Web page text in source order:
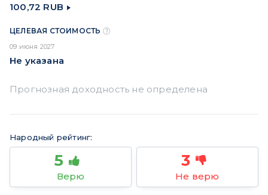
100,72 RUB
ЦЕЛЕВАЯ СТОИМОСТЬ
09 июня 2027
Не указана
Народный рейтинг:
5
Верю
3
Не верю